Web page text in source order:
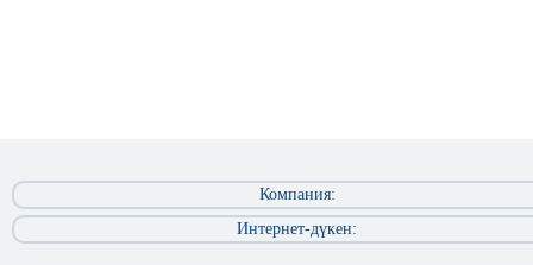
Компания:
Интернет-дүкен: